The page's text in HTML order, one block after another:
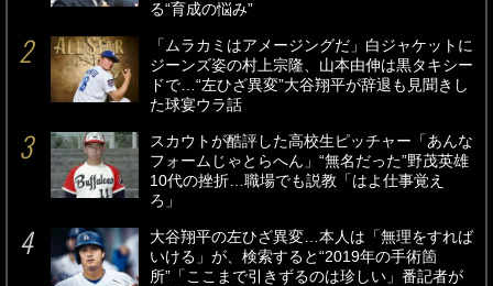
る“育成の悩み”
「ムラカミはアメージングだ」白ジャケットに
ジーンズ姿の村上宗隆、山本由伸は黒タキシー
ドで…“左ひざ異変”大谷翔平が辞退も見聞きし
た球宴ウラ話
スカウトが酷評した高校生ピッチャー「あんな
フォームじゃとらへん」“無名だった”野茂英雄
10代の挫折…職場でも説教「はよ仕事覚え
ろ」
大谷翔平の左ひざ異変…本人は「無理をすれば
いける」が、検索すると“2019年の手術箇
所”「ここまで引きずるのは珍しい」番記者が